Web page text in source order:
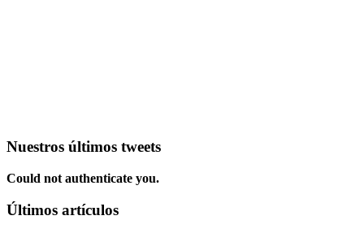
Nuestros últimos tweets
Could not authenticate you.
Últimos artículos